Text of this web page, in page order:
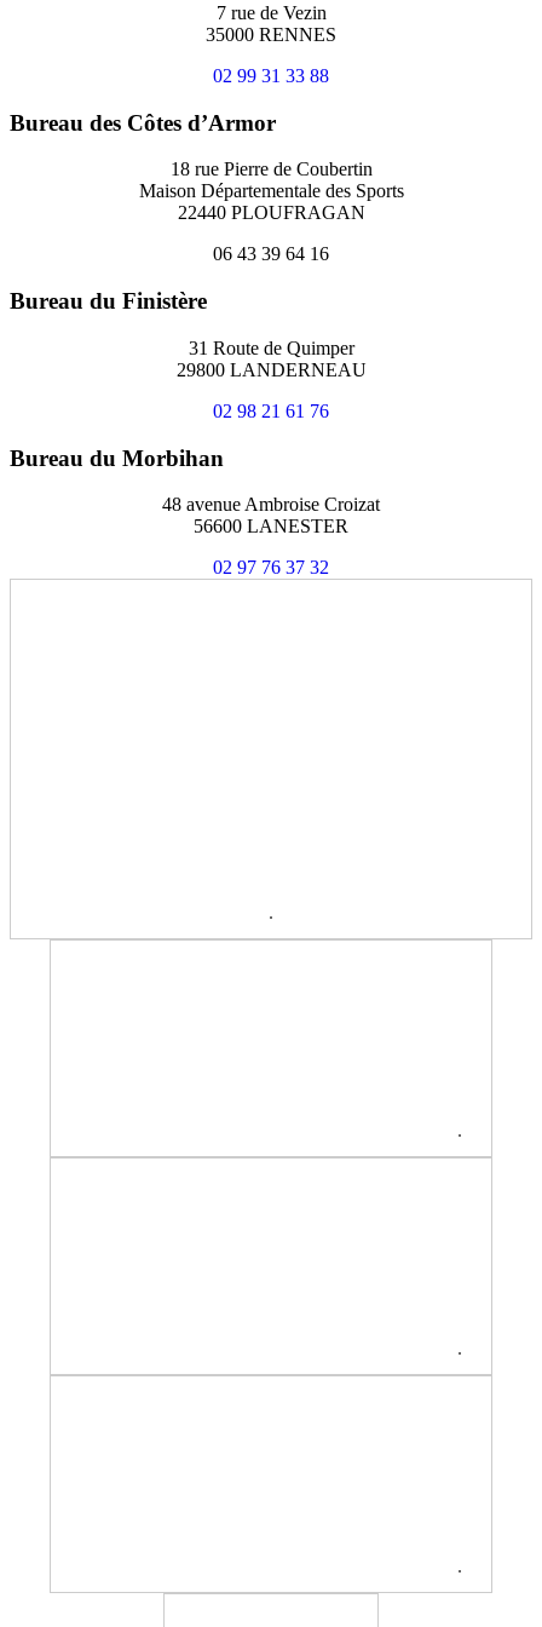
7 rue de Vezin
35000 RENNES
02 99 31 33 88
Bureau des Côtes d’Armor
18 rue Pierre de Coubertin
Maison Départementale des Sports
22440 PLOUFRAGAN
06 43 39 64 16
Bureau du Finistère
31 Route de Quimper
29800 LANDERNEAU
02 98 21 61 76
Bureau du Morbihan
48 avenue Ambroise Croizat
56600 LANESTER
02 97 76 37 32
.
.
.
.